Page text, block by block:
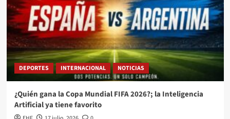
DEPORTES INTERNACIONAL NOTICIAS
¿Quién gana la Copa Mundial FIFA 2026?; la Inteligencia
Artificial ya tiene favorito